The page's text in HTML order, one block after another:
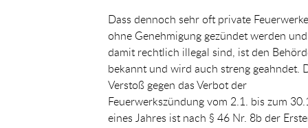
Dass dennoch sehr oft private Feuerwerke
ohne Genehmigung gezündet werden und
damit rechtlich illegal sind, ist den
bekannt und wird auch streng geahndet.
Verstoß gegen das Verbot der
Feuerwerkszündung vom 2.1. bis zum
eines Jahres ist nach § 46 Nr. 8b der